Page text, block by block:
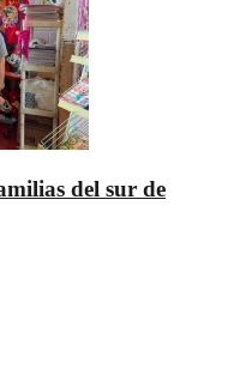
del sur de